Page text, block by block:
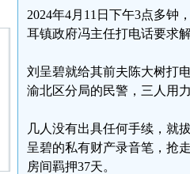
2024年4月11日下午3点多钟
耳镇政府冯主任打电话要求
刘呈碧就给其前夫陈大树打
渝北区分局的民警，三人用
几人没有出具任何手续，就
呈碧的私有财产录音笔，抢
房间羁押37天。